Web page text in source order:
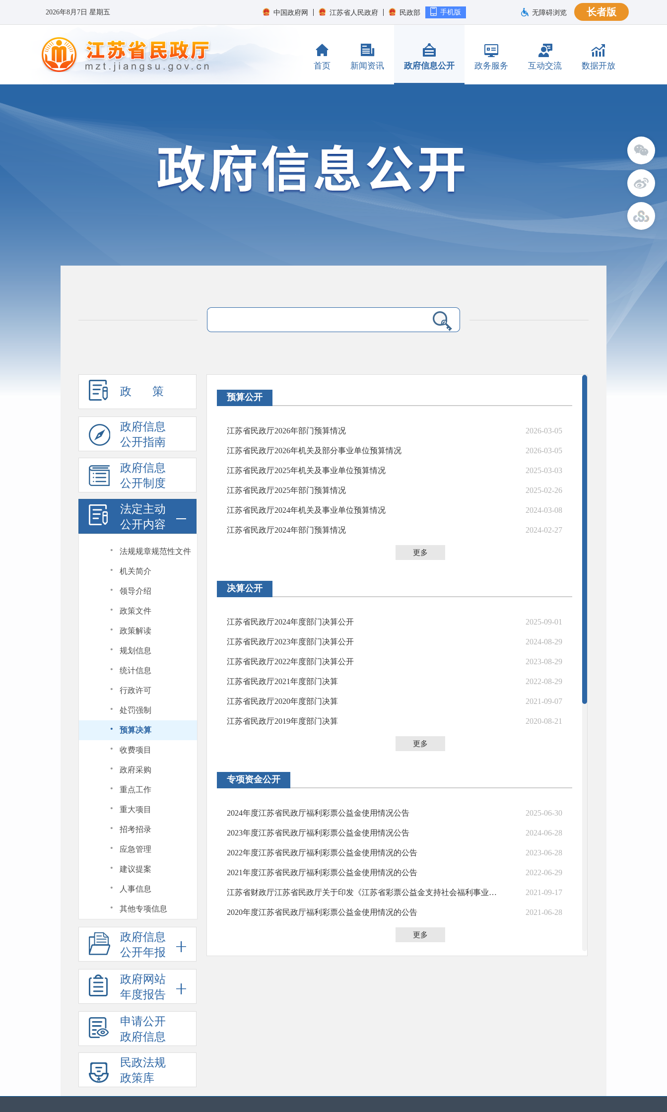
2026年8月7日 星期五 长者版
无障碍浏览
手机版
中国政府网 江苏省人民政府 民政部
首页 新闻资讯 政府信息公开 政务服务 互动交流 数据开放
政 策
政府信息
公开指南
政府信息
公开制度
法定主动
公开内容
· 法规规章规范性文件
· 机关简介
· 领导介绍
· 政策文件
· 政策解读
· 规划信息
· 统计信息
· 行政许可
· 处罚强制
· 预算决算
· 收费项目
· 政府采购
· 重点工作
· 重大项目
· 招考招录
· 应急管理
· 建议提案
· 人事信息
· 其他专项信息
政府信息
公开年报
政府网站
年度报告
申请公开
政府信息
民政法规
政策库
预算公开
江苏省民政厅2026年部门预算情况 2026-03-05
江苏省民政厅2026年机关及部分事业单位预算情况 2026-03-05
江苏省民政厅2025年机关及事业单位预算情况 2025-03-03
江苏省民政厅2025年部门预算情况 2025-02-26
江苏省民政厅2024年机关及事业单位预算情况 2024-03-08
江苏省民政厅2024年部门预算情况 2024-02-27
更多
决算公开
江苏省民政厅2024年度部门决算公开 2025-09-01
江苏省民政厅2023年度部门决算公开 2024-08-29
江苏省民政厅2022年度部门决算公开 2023-08-29
江苏省民政厅2021年度部门决算 2022-08-29
江苏省民政厅2020年度部门决算 2021-09-07
江苏省民政厅2019年度部门决算 2020-08-21
更多
专项资金公开
2024年度江苏省民政厅福利彩票公益金使用情况公告 2025-06-30
2023年度江苏省民政厅福利彩票公益金使用情况公告 2024-06-28
2022年度江苏省民政厅福利彩票公益金使用情况的公告 2023-06-28
2021年度江苏省民政厅福利彩票公益金使用情况的公告 2022-06-29
江苏省财政厅江苏省民政厅关于印发《江苏省彩票公益金支持社会福利事业补助专项资... 2021-09-17
2020年度江苏省民政厅福利彩票公益金使用情况的公告 2021-06-28
更多